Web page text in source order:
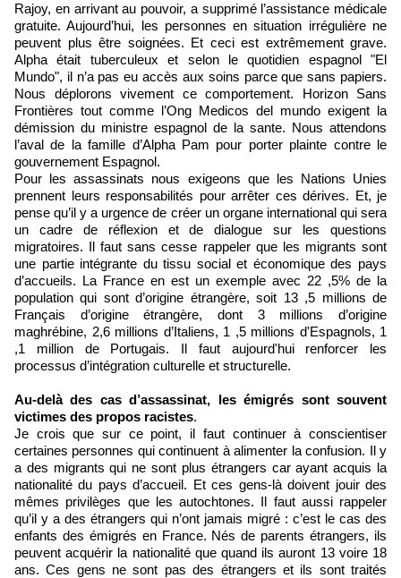
Rajoy, en arrivant au pouvoir, a supprimé l’assistance médicale
gratuite. Aujourd’hui, les personnes en situation irrégulière ne
peuvent plus être soignées. Et ceci est extrêmement grave.
Alpha était tuberculeux et selon le quotidien espagnol "El
Mundo", il n’a pas eu accès aux soins parce que sans papiers.
Nous déplorons vivement ce comportement. Horizon Sans
Frontières tout comme l’Ong Medicos del mundo exigent la
démission du ministre espagnol de la sante. Nous attendons
l’aval de la famille d’Alpha Pam pour porter plainte contre le
gouvernement Espagnol.
Pour les assassinats nous exigeons que les Nations Unies
prennent leurs responsabilités pour arrêter ces dérives. Et, je
pense qu’il y a urgence de créer un organe international qui sera
un cadre de réflexion et de dialogue sur les questions
migratoires. Il faut sans cesse rappeler que les migrants sont
une partie intégrante du tissu social et économique des pays
d’accueils. La France en est un exemple avec 22 ,5% de la
population qui sont d’origine étrangère, soit 13 ,5 millions de
Français d’origine étrangère, dont 3 millions d’origine
maghrébine, 2,6 millions d’Italiens, 1 ,5 millions d'Espagnols, 1
,1 million de Portugais. Il faut aujourd'hui renforcer les
processus d’intégration culturelle et structurelle.
Au-delà des cas d’assassinat, les émigrés sont souvent
victimes des propos racistes.
Je crois que sur ce point, il faut continuer à conscientiser
certaines personnes qui continuent à alimenter la confusion. Il y
a des migrants qui ne sont plus étrangers car ayant acquis la
nationalité du pays d’accueil. Et ces gens-là doivent jouir des
mêmes privilèges que les autochtones. Il faut aussi rappeler
qu’il y a des étrangers qui n’ont jamais migré : c’est le cas des
enfants des émigrés en France. Nés de parents étrangers, ils
peuvent acquérir la nationalité que quand ils auront 13 voire 18
ans. Ces gens ne sont pas des étrangers et ils sont traités